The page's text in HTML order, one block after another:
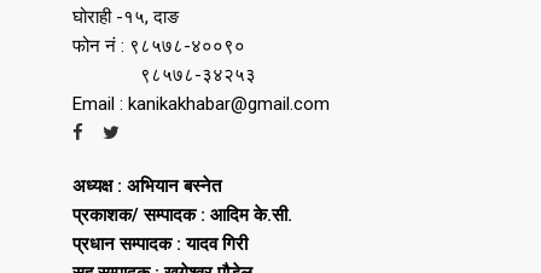
घोराही -१५, दाङ
फोन नं : ९८५७८-४००९०
९८५७८-३४२५३
Email : kanikakhabar@gmail.com
अध्यक्ष : अभियान बस्नेत
प्रकाशक/ सम्पादक : आदिम के.सी.
प्रधान सम्पादक : यादव गिरी